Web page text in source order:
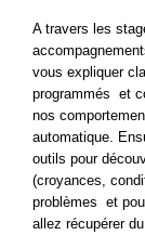
A travers les
vous expliquer
programmés et
nos
automatique.
outils pour
(croyances,
problèmes et
allez récupérer